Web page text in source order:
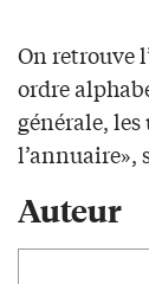
On retrouve
ordre
générale,
l’annuaire»,
Auteur